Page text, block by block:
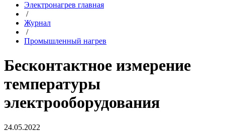
Электронагрев главная
/
Журнал
/
Промышленный нагрев
Бесконтактное измерение
температуры
электрооборудования
24.05.2022